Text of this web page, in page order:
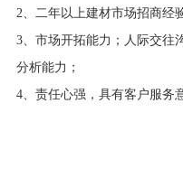
2 、二年以上建材市场招商经
3、市场开拓能力；人际交往
分析能力；
4、责任心强，具有客户服务